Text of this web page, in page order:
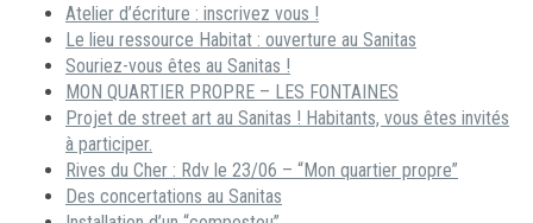
Atelier d’écriture : inscrivez vous !
Le lieu ressource Habitat : ouverture au Sanitas
Souriez-vous êtes au Sanitas !
MON QUARTIER PROPRE – LES FONTAINES
Projet de street art au Sanitas ! Habitants, vous êtes invités
à participer.
Rives du Cher : Rdv le 23/06 – “Mon quartier propre”
Des concertations au Sanitas